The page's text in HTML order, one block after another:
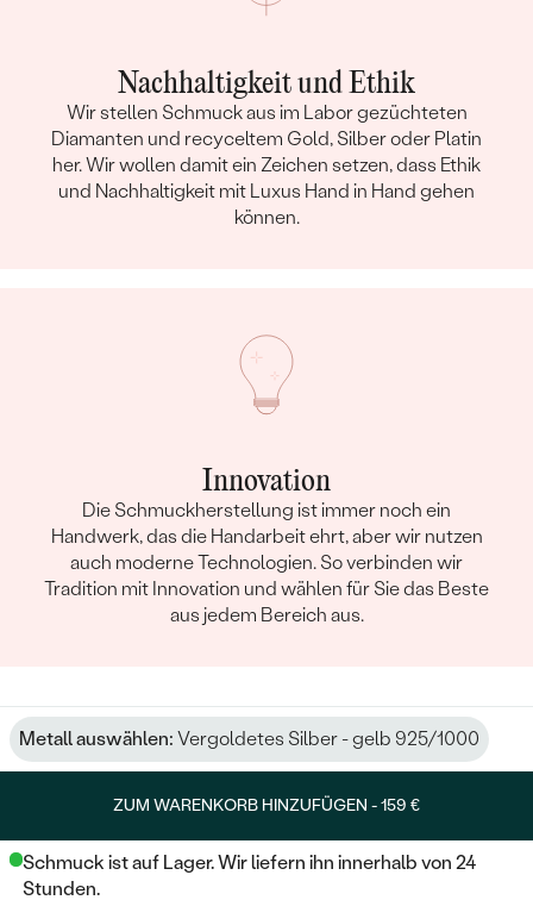
Nachhaltigkeit und Ethik
Wir stellen Schmuck aus im Labor gezüchteten
Diamanten und recyceltem Gold, Silber oder Platin
her. Wir wollen damit ein Zeichen setzen, dass Ethik
und Nachhaltigkeit mit Luxus Hand in Hand gehen
können.
Innovation
Die Schmuckherstellung ist immer noch ein
Handwerk, das die Handarbeit ehrt, aber wir nutzen
auch moderne Technologien. So verbinden wir
Tradition mit Innovation und wählen für Sie das Beste
aus jedem Bereich aus.
Metall auswählen: Vergoldetes Silber - gelb 925/1000
ZUM WARENKORB HINZUFÜGEN -159 €
Schmuck ist auf Lager. Wir liefern ihn innerhalb von 24
Stunden.